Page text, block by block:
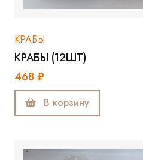
КРАБЫ
КРАБЫ (12ШТ)
468 ₽
В корзину